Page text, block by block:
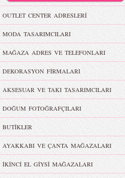
OUTLET CENTER ADRESLERİ
MODA TASARIMCILARI
MAĞAZA ADRES VE TELEFONLARI
DEKORASYON FİRMALARI
AKSESUAR VE TAKI TASARIMCILARI
DOĞUM FOTOĞRAFÇILARI
BUTİKLER
AYAKKABI VE ÇANTA MAĞAZALARI
İKİNCİ EL GİYSİ MAĞAZALARI